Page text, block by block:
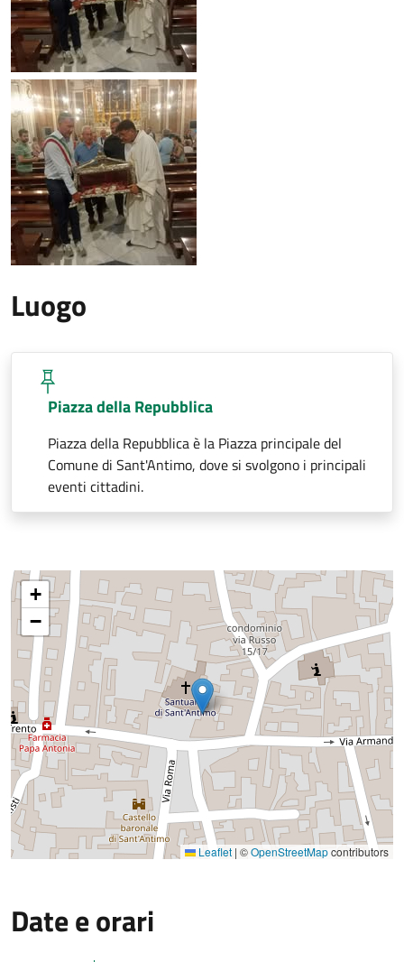
Luogo
Piazza della Repubblica
Piazza della Repubblica è la Piazza principale del
Comune di Sant'Antimo, dove si svolgono i principali
eventi cittadini.
+
−
Leaflet | ©OpenStreetMapcontributors
Date e orari